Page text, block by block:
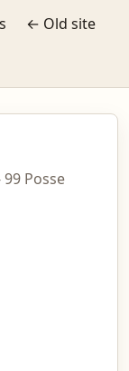
← Old site
99 Posse